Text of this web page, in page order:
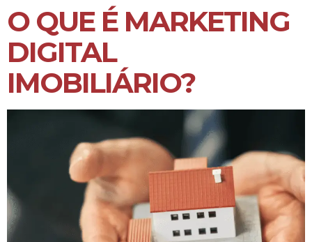
O QUE É MARKETING
DIGITAL
IMOBILIÁRIO?